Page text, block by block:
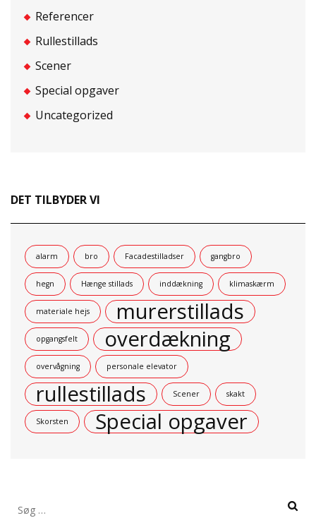
Referencer
Rullestillads
Scener
Special opgaver
Uncategorized
DET TILBYDER VI
alarm bro Facadestilladser gangbro
hegn Hænge stillads inddækning klimaskærm
materiale hejs murerstillads
opgangsfelt overdækning
overvågning personale elevator
rullestillads Scener skakt
Skorsten Special opgaver
Søg